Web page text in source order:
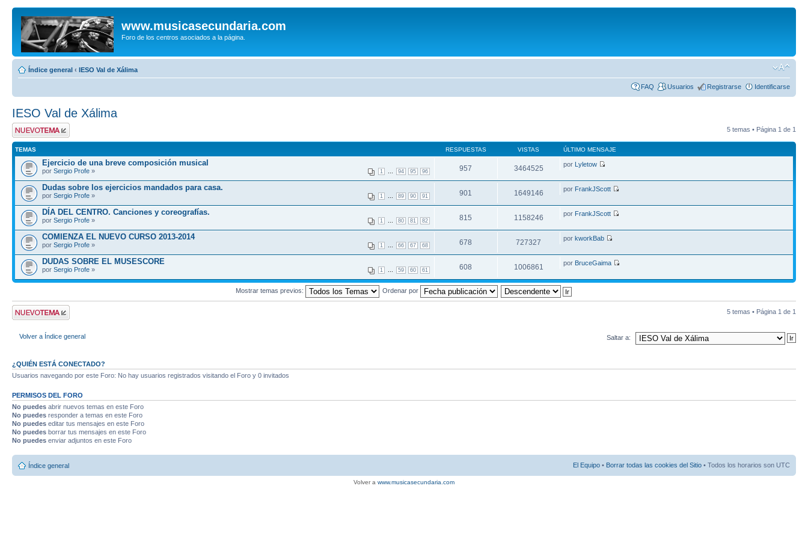
www.musicasecundaria.com
Foro de los centros asociados a la página.
Índice general ‹ IESO Val de Xálima
FAQ Usuarios Registrarse Identificarse
IESO Val de Xálima
Publicar un nuevo
tema
5 temas • Página 1 de 1
TEMAS RESPUESTAS VISTAS ÚLTIMO MENSAJE
Ejercicio de una breve composición musical
1 94 95 96
por Sergio Profe » 957 3464525 por Lyletow
Dudas sobre los ejercicios mandados para casa.
1 89 90 91
por Sergio Profe » 901 1649146 por FrankJScott
DÍA DEL CENTRO. Canciones y coreografías.
1 80 81 82
por Sergio Profe » 815 1158246 por FrankJScott
COMIENZA EL NUEVO CURSO 2013-2014
1 66 67 68
por Sergio Profe » 678 727327 porkworkBab
DUDAS SOBRE EL MUSESCORE
1 59 60 61
por Sergio Profe » 608 1006861 por BruceGaima
Mostrar temas previos: Ordenar por
Publicar un nuevo
tema
5 temas • Página 1 de 1
Volver a Índice general Saltar a:
¿QUIÉN ESTÁ CONECTADO?
Usuarios navegando por este Foro: No hay usuarios registrados visitando el Foro y 0 invitados
PERMISOS DEL FORO
No puedes abrir nuevos temas en este Foro
No puedes responder a temas en este Foro
No puedes editar tus mensajes en este Foro
No puedes borrar tus mensajes en este Foro
No puedes enviar adjuntos en este Foro
Índice general El Equipo • Borrar todas las cookies del Sitio • Todos los horarios son UTC
Volver a www.musicasecundaria.com